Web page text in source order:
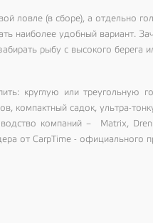
ловле (в сборе), а отдельно
наиболее удобный вариант.
рыбу с высокого берега
круглую или треугольную
компактный садок, ультра-
компаний – Matrix,
от CarpTime - официального